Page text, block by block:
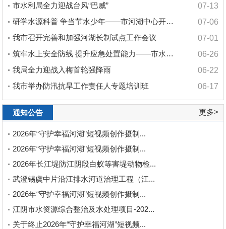
市水利局全力迎战台风“巴威”
07-13
研学水源科普 争当节水少年——市河湖中心开展...
07-06
我市召开完善和加强河湖长制试点工作会议
07-01
筑牢水上安全防线 提升应急处置能力——市水利...
06-26
我局全力迎战入梅首轮强降雨
06-22
我市举办防汛抗旱工作责任人专题培训班
06-17
通知公告 更多>
2026年“守护幸福河湖”短视频创作摄制...
2026年“守护幸福河湖”短视频创作摄制...
2026年长江堤防江阴段白蚁等害堤动物检...
武澄锡虞中片沿江排水河道治理工程（江...
2026年“守护幸福河湖”短视频创作摄制...
江阴市水资源综合整治及水处理项目-202...
关于终止2026年“守护幸福河湖”短视频...